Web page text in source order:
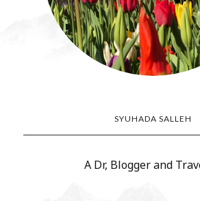
SYUHADA SALLEH
A Dr, Blogger and